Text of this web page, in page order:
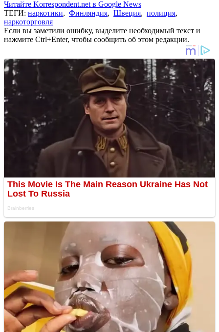
Читайте Korrespondent.net в Google News
ТЕГИ: наркотики, Финляндия, Швеция, полиция,
наркоторговля
Если вы заметили ошибку, выделите необходимый текст и
нажмите Ctrl+Enter, чтобы сообщить об этом редакции.